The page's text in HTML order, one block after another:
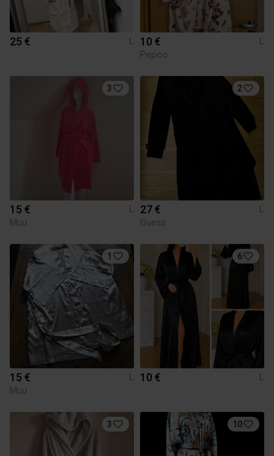
25 € L 10 €
L
Pepco
3
15 €
L
Muu
2
27 €
L
Guess
1
15 €
L
Muu
6
10 € L
3 10